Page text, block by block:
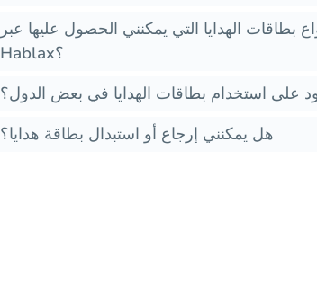
بطاقات الهدايا التي يمكنني الحصول عليها عبر
Hablax؟
على استخدام بطاقات الهدايا في بعض الدول؟
هل يمكنني إرجاع أو استبدال بطاقة هدايا؟